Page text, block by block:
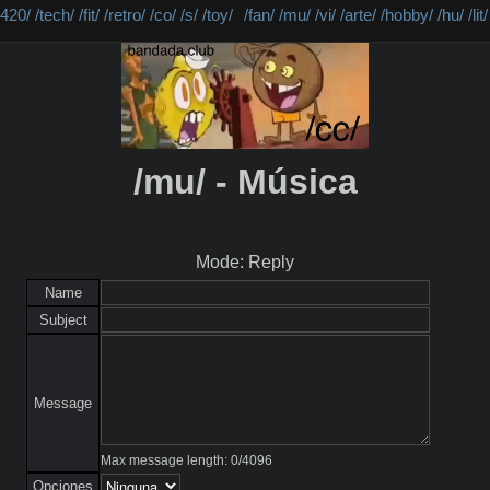
/tech/ /fit/ /retro/ /co/ /s/ /toy/ /fan/ /mu/ /vi/ /arte/ /hobby/ /hu/ /lit/
/mu/ - Música
Mode: Reply
Name
Subject
Message
Max message length: 0/4096
Opciones